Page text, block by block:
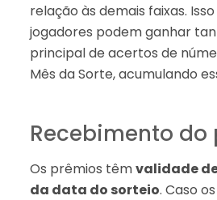
relação às demais faixas.
jogadores podem ganhar
principal de acertos de
Mês da Sorte, acumulando
Recebimento do
Os prêmios têmvalidade
da data do sorteio. Caso